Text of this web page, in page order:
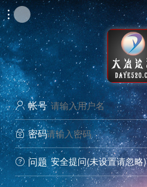

 帐号
 密码
 问题 安全提问(未设置请忽略)